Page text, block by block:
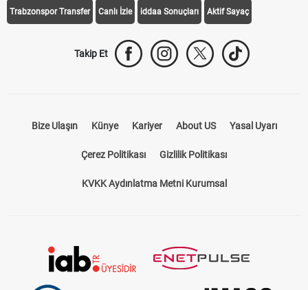
Trabzonspor Transfer Canlı İzle iddaa Sonuçları Aktif Sayaç
Takip Et
Bize Ulaşın Künye Kariyer About US Yasal Uyarı
Çerez Politikası Gizlilik Politikası
KVKK Aydınlatma Metni Kurumsal